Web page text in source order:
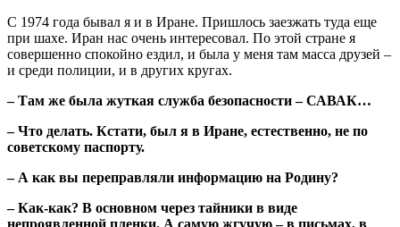
С 1974 года бывал я и в Иране. Пришлось заезжать туда еще
при шахе. Иран нас очень интересовал. По этой стране я
совершенно спокойно ездил, и была у меня там масса друзей –
и среди полиции, и в других кругах.
– Там же была жуткая служба безопасности – САВАК…
– Что делать. Кстати, был я в Иране, естественно, не по
советскому паспорту.
– А как вы переправляли информацию на Родину?
– Как-как? В основном через тайники в виде
непроявленной пленки. А самую жгучую – в письмах, в